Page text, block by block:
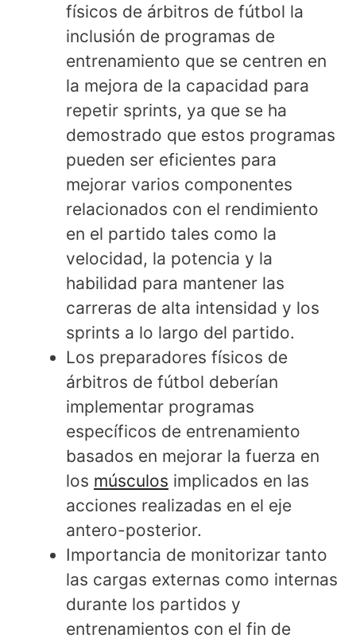
físicos de árbitros de fútbol la
inclusión de programas de
entrenamiento que se centren en
la mejora de la capacidad para
repetir sprints, ya que se ha
demostrado que estos programas
pueden ser eficientes para
mejorar varios componentes
relacionados con el rendimiento
en el partido tales como la
velocidad, la potencia y la
habilidad para mantener las
carreras de alta intensidad y los
sprints a lo largo del partido.
Los preparadores físicos de
árbitros de fútbol deberían
implementar programas
específicos de entrenamiento
basados en mejorar la fuerza en
los músculos implicados en las
acciones realizadas en el eje
antero-posterior.
Importancia de monitorizar tanto
las cargas externas como internas
durante los partidos y
entrenamientos con el fin de